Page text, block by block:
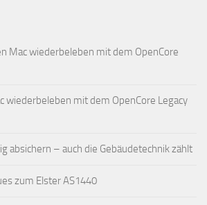
Mac wiederbeleben mit dem OpenCore
wiederbeleben mit dem OpenCore Legacy
absichern – auch die Gebäudetechnik zählt
zum Elster AS1440